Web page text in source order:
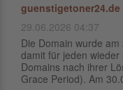
guenstigetoner24.de
29.06.2026 04:37
Die Domain wurde
damit für jeden
Domains nach ihrer
Grace Period). Am